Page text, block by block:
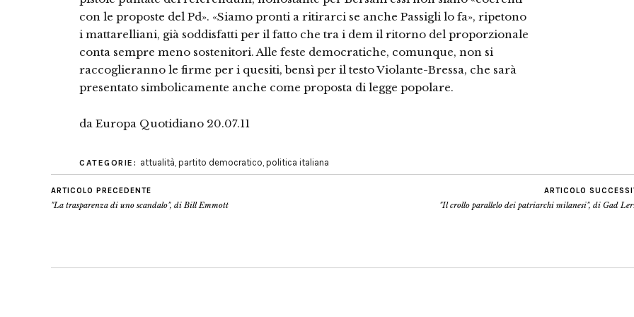
con le proposte del Pd». «Siamo pronti a ritirarci se anche Passigli lo fa», ripetono
i mattarelliani, già soddisfatti per il fatto che tra i dem il ritorno del proporzionale
conta sempre meno sostenitori. Alle feste democratiche, comunque, non si
raccoglieranno le firme per i quesiti, bensì per il testo Violante-Bressa, che sarà
presentato simbolicamente anche come proposta di legge popolare.
da Europa Quotidiano 20.07.11
CATEGORIE: attualità, partito democratico, politica italiana
ARTICOLO PRECEDENTE
"La trasparenza di uno scandalo", di Bill Emmott
ARTICOLO
"Il crollo parallelo dei patriarchi milanesi", di Gad